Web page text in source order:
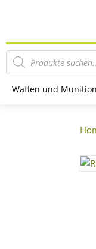
Products
search
Waffen und Munition